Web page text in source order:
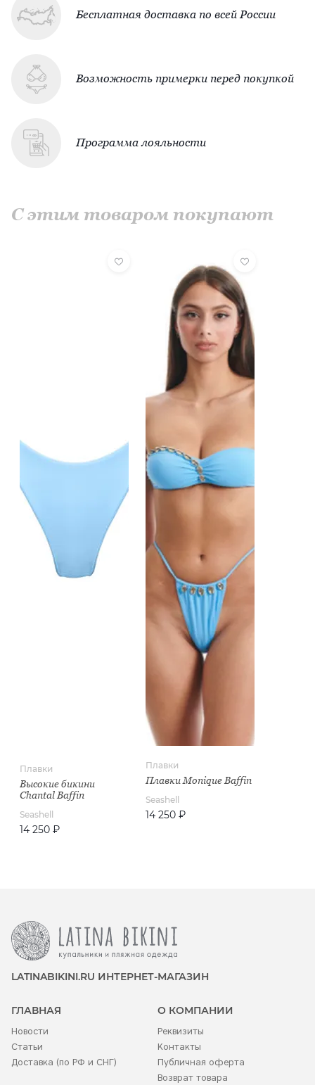
Бесплатная доставка по всей России
Возможность примерки перед покупкой
Программа лояльности
С этим товаром покупают
Плавки
Высокие бикини
Chantal Baffin
Seashell
14 250 ₽
Плавки
Плавки Monique Baffin
Seashell
14 250 ₽
LATINABIKINI.RU ИНТЕРНЕТ-МАГАЗИН
ГЛАВНАЯ
Новости
Статьи
Доставка (по РФ и СНГ)
О КОМПАНИИ
Реквизиты
Контакты
Публичная оферта
Возврат товара